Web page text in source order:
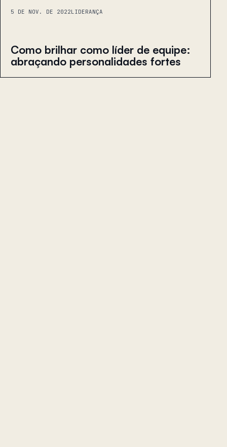
5 DE NOV. DE 2022LIDERANÇA
Como brilhar como líder de equipe:
abraçando personalidades fortes